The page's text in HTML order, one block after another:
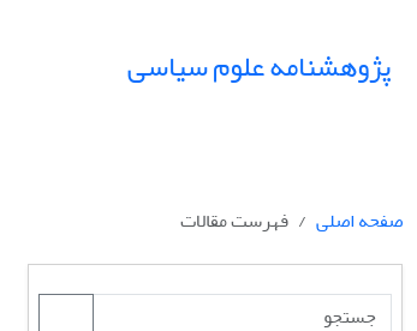
پژوهشنامه علوم سیاسی
صفحه اصلی
فهرست مقالات